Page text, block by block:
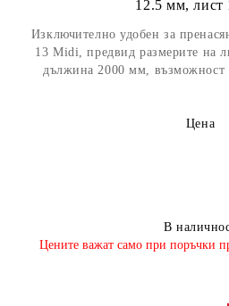
12.5 мм, лист
Изключително удобен за
13 Midi, предвид размерите на
дължина 2000 мм, възможност
Цена
В
​Цените важат само при поръчки